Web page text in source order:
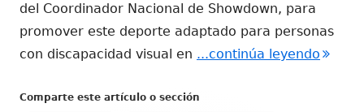
del Coordinador Nacional de Showdown, para
promover este deporte adaptado para personas
con discapacidad visual en ...continúa leyendo
Comparte este artículo o sección